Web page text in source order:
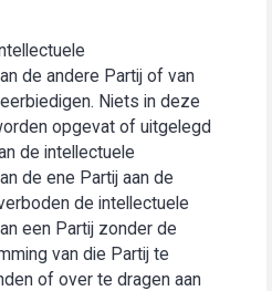
de andere Partij of van
Niets in deze
opgevat of uitgelegd
de intellectuele
de ene Partij aan de
de intellectuele
een Partij zonder de
van die Partij te
of over te dragen aan